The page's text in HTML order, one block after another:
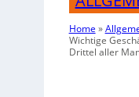
Home »
Wichtige
Drittel aller